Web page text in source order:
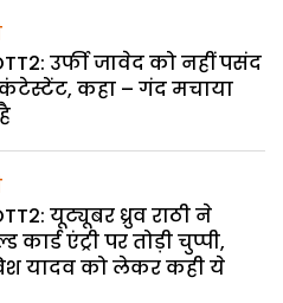
उर्फी जावेद को नहीं पसंद
कहा – गंद मचाया
यूट्यूबर ध्रुव राठी ने
कार्ड एंट्री पर तोड़ी चुप्पी,
यादव को लेकर कही ये